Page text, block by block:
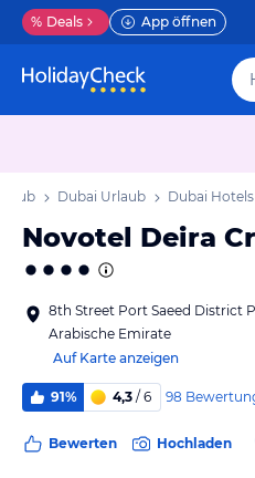
% Deals App öffnen
Dubai Urlaub Dubai Hotels
Novotel Deira
8th Street Port Saeed District
Arabische Emirate
Auf Karte anzeigen
91% 4,3 / 6 98
Bewerten Hochladen